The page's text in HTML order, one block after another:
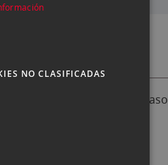
en ningún
6.3 IS STM
NO CLASIFICADAS